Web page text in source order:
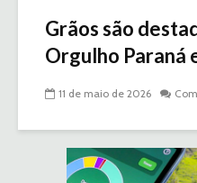
Grãos são
Orgulho Paraná
11 de maio de 2026